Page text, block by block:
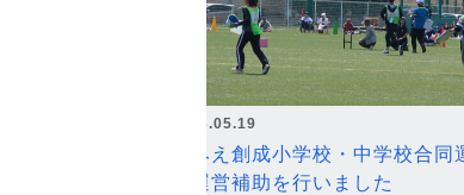
2026.05.19
なみえ創成小学校・中学校合同
の運営補助を行いました